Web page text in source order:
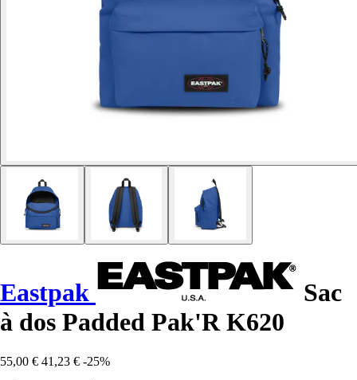
Eastpak
Sac
à dos Padded Pak'R K620
55,00 € 41,23 € -25%